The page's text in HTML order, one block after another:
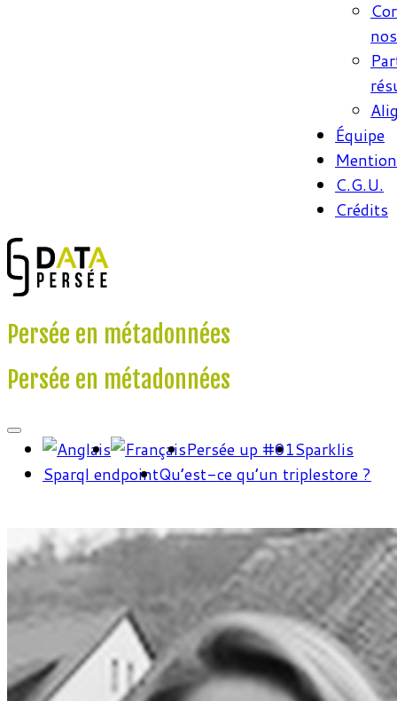
Équipe
C.G.U.
Crédits
Persée en métadonnées
Persée en métadonnées
Persée up #01Sparklis
Sparql endpointQu’est-ce qu’un triplestore ?